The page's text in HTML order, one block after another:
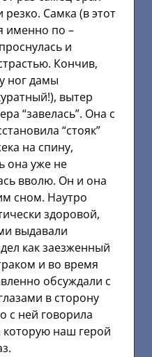
Самка (в этот
именно по –
и
Кончив,
ног дамы
вытер
“завелась”. Она с
“стояк”
на спину,
она уже не
вволю. Он и она
сном. Наутро
здоровой,
выдавали
как заезженный
и во время
обсуждали с
в сторону
с ней говорила
наш герой